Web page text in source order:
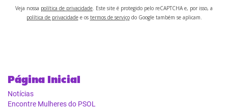
Veja nossa política de privacidade . Este site é protegido pelo reCAPTCHA e, por isso, a
política de privacidadee os termos de serviçodo Google também se aplicam.
Página Inicial
Notícias
Encontre Mulheres do PSOL